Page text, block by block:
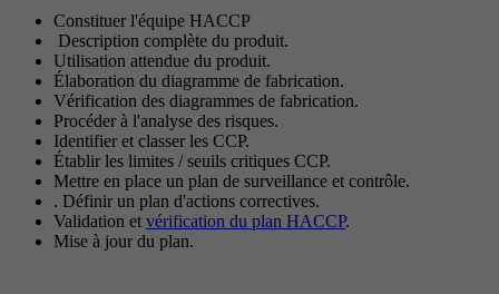
Constituer l'équipe HACCP
Description complète du produit.
Utilisation attendue du produit.
Élaboration du diagramme de fabrication.
Vérification des diagrammes de fabrication.
Procéder à l'analyse des risques.
Identifier et classer les CCP.
Établir les limites / seuils critiques CCP.
Mettre en place un plan de surveillance et contrôle.
. Définir un plan d'actions correctives.
Validation et vérification du plan HACCP.
Mise à jour du plan.